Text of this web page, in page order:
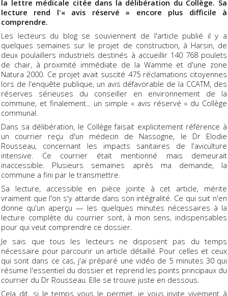
la lettre médicale citée dans la délibération du Collège. Sa
lecture rend l'« avis réservé » encore plus difficile à
comprendre.
Les lecteurs du blog se souviennent de l'article publié il y a
quelques semaines sur le projet de construction, à Harsin, de
deux poulaillers industriels destinés à accueillir 140 768 poulets
de chair, à proximité immédiate de la Wamme et d'une zone
Natura 2000. Ce projet avait suscité 475 réclamations citoyennes
lors de l'enquête publique, un avis défavorable de la CCATM, des
réserves sérieuses du conseiller en environnement de la
commune, et finalement... un simple « avis réservé » du Collège
communal.
Dans sa délibération, le Collège faisait explicitement référence à
un courrier reçu d'un médecin de Nassogne, le Dr Elodie
Rousseau, concernant les impacts sanitaires de l'aviculture
intensive. Ce courrier était mentionné mais demeurait
inaccessible. Plusieurs semaines après ma demande, la
commune a fini par le transmettre.
Sa lecture, accessible en pièce jointe à cet article, mérite
vraiment que l'on s'y attarde dans son intégralité. Ce qui suit n'en
donne qu'un aperçu — les quelques minutes nécessaires à la
lecture complète du courrier sont, à mon sens, indispensables
pour qui veut comprendre ce dossier.
Je sais que tous les lecteurs ne disposent pas du temps
nécessaire pour parcourir un article détaillé. Pour celles et ceux
qui sont dans ce cas, j'ai préparé une vidéo de 5 minutes 30 qui
résume l'essentiel du dossier et reprend les points principaux du
courrier du Dr Rousseau. Elle se trouve juste en dessous.
Cela dit, si le temps vous le permet, je vous invite vivement à